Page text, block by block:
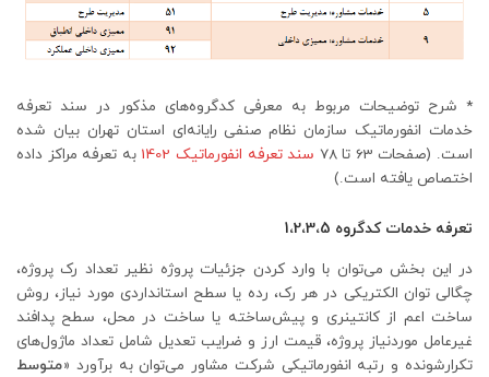
* شرح توضیحات مربوط به معرفی کدگروه‌های مذکور در سند تعرفه
خدمات انفورماتیک سازمان نظام صنفی رایانه‌ای استان تهران بیان شده
است. (صفحات 63 تا 78
سند تعرفه انفورماتیک 1402
به تعرفه مراکز داده
اختصاص یافته است.)
تعرفه خدمات کدگروه 1،2،3،5
در این بخش می‌توان با وارد کردن جزئیات پروژه نظیر تعداد رک پروژه،
چگالی توان الکتریکی در هر رک، رده یا سطح استانداردی مورد نیاز، روش
ساخت اعم از کانتینری و پیش‌ساخته یا ساخت در محل، سطح پدافند
غیرعامل موردنیاز پروژه، قیمت ارز و ضرایب تعدیل شامل تعداد ماژول‌های
تکرارشونده و رتبه انفورماتیکی شرکت مشاور می‌توان به برآورد «متوسط